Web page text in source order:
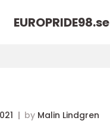
EUROPRIDE98.se
by Malin Lindgren